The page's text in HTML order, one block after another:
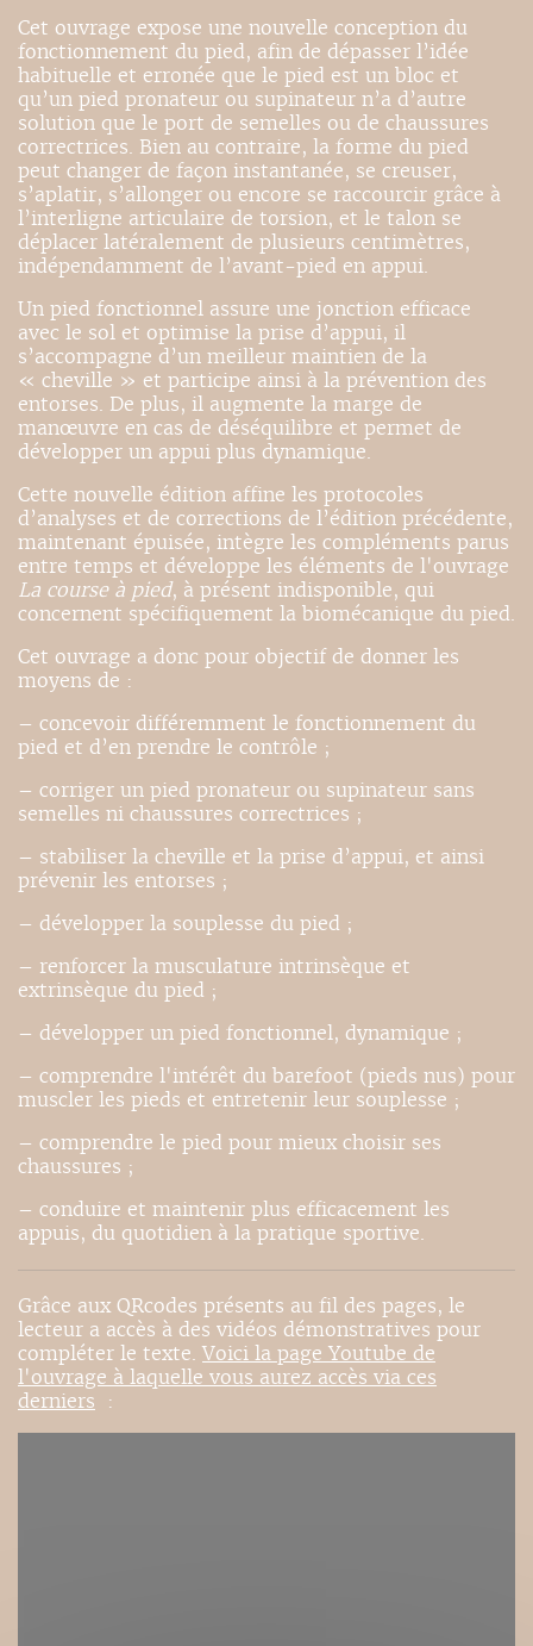
Cet ouvrage expose une nouvelle conception du
fonctionnement du pied, afin de dépasser l’idée
habituelle et erronée que le pied est un bloc et
qu’un pied pronateur ou supinateur n’a d’autre
solution que le port de semelles ou de chaussures
correctrices. Bien au contraire, la forme du pied
peut changer de façon instantanée, se creuser,
s’aplatir, s’allonger ou encore se raccourcir grâce à
l’interligne articulaire de torsion, et le talon se
déplacer latéralement de plusieurs centimètres,
indépendamment de l’avant-pied en appui.
Un pied fonctionnel assure une jonction efficace
avec le sol et optimise la prise d’appui, il
s’accompagne d’un meilleur maintien de la
« cheville » et participe ainsi à la prévention des
entorses. De plus, il augmente la marge de
manœuvre en cas de déséquilibre et permet de
développer un appui plus dynamique.
Cette nouvelle édition affine les protocoles
d’analyses et de corrections de l’édition précédente,
maintenant épuisée, intègre les compléments parus
entre temps et développe les éléments de l'ouvrage
La course à pied, à présent indisponible, qui
concernent spécifiquement la biomécanique du pied.
Cet ouvrage a donc pour objectif de donner les
moyens de :
– concevoir différemment le fonctionnement du
pied et d’en prendre le contrôle ;
– corriger un pied pronateur ou supinateur sans
semelles ni chaussures correctrices ;
– stabiliser la cheville et la prise d’appui, et ainsi
prévenir les entorses ;
– développer la souplesse du pied ;
– renforcer la musculature intrinsèque et
extrinsèque du pied ;
– développer un pied fonctionnel, dynamique ;
– comprendre l'intérêt du barefoot (pieds nus) pour
muscler les pieds et entretenir leur souplesse ;
– comprendre le pied pour mieux choisir ses
chaussures ;
– conduire et maintenir plus efficacement les
appuis, du quotidien à la pratique sportive.
Grâce aux QRcodes présents au fil des pages, le
lecteur a accès à des vidéos démonstratives pour
compléter le texte. Voici la page Youtube de
l'ouvrage à laquelle vous aurez accès via ces
derniers :